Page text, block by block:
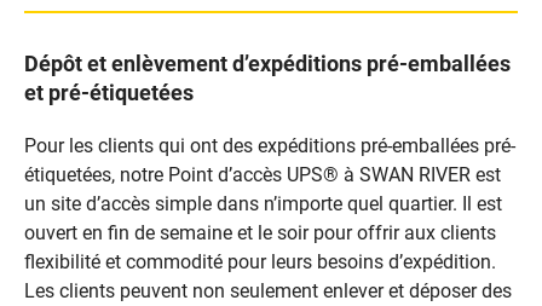
Dépôt et enlèvement d’expéditions pré-emballées
et pré-étiquetées
Pour les clients qui ont des expéditions pré-emballées pré-
étiquetées, notre Point d’accès UPS® à SWAN RIVER est
un site d’accès simple dans n’importe quel quartier. Il est
ouvert en fin de semaine et le soir pour offrir aux clients
flexibilité et commodité pour leurs besoins d’expédition.
Les clients peuvent non seulement enlever et déposer des